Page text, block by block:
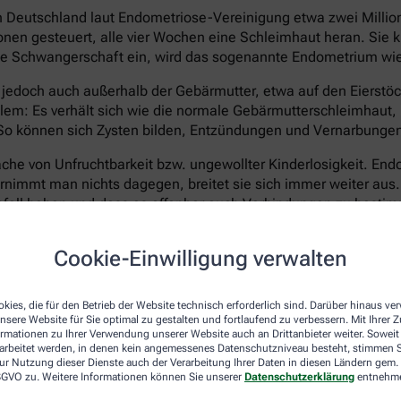
Cookie-Einwilligung verwalten
die für den Betrieb der Website technisch erforderlich sind. Darüber hinaus
Website für Sie optimal zu gestalten und fortlaufend zu verbessern. Mit Ihrer
zu Ihrer Verwendung unserer Website auch an Drittanbieter weiter. Soweit
werden, in denen kein angemessenes Datenschutzniveau besteht, stimmen
Nutzung dieser Dienste auch der Verarbeitung Ihrer Daten in diesen Ländern
zu. Weitere Informationen können Sie unserer Datenschutzerklärung
laut Endometriose-Vereinigung etwa zwei
gesteuert, alle vier Wochen eine Schleimhaut heran. Sie
Schwangerschaft ein, wird das sogenannte Endometrium
auch außerhalb der Gebärmutter, etwa auf den
Es verhält sich wie die normale
können sich Zysten bilden, Entzündungen und
von Unfruchtbarkeit bzw. ungewollter Kinderlosigkeit.
man nichts dagegen, breitet sie sich immer weiter
haben und dass es offenbar auch Verbindungen zu
nicht eindeutig geklärt. Ein fehlerhaft arbeitendes
erbliche Faktoren. Heilbar ist die Erkrankung bis heute
das Wachstum von neuen Wucherungen verhindern. Eine
mit Kinderwunsch kommt sie meist nicht infrage. Operativ
oder entfernt werden.
Kinderwunsch mehr hat, kann als radikale Option auch
die Symptome zwar dauerhaft verschwinden, versetzt